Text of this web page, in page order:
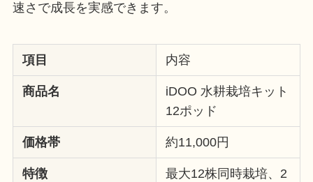
速さで成長を実感できます。
項目 内容
商品名
iDOO 水耕栽培キット
12ポッド
価格帯 約11,000円
特徴
最大12株同時栽培、2